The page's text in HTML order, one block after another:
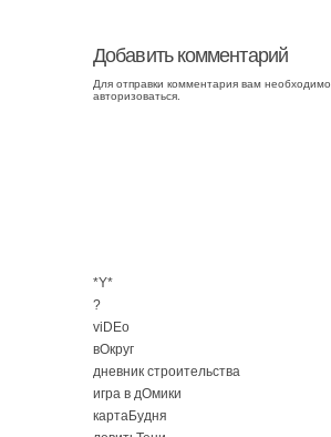
Добавить комментарий
Для отправки комментария вам необходимо
авторизоваться
*Y*
?
viDEo
вОкруг
дневник строительства
игра в дОмики
картаБудня